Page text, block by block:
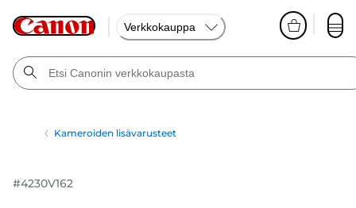
Verkkokauppa
Kameroiden lisävarusteet
#4230V162